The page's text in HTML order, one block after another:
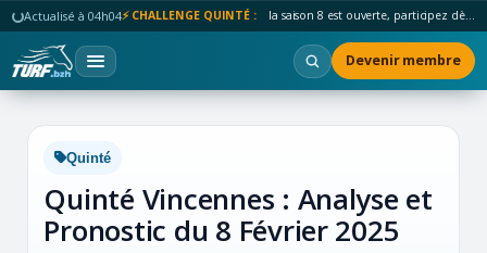
Actualisé à 04h04⚡ CHALLENGE QUINTÉ : la saison 8 est ouverte, participez dès maintenant !
Devenir membre
Quinté
Quinté Vincennes : Analyse et
Pronostic du 8 Février 2025